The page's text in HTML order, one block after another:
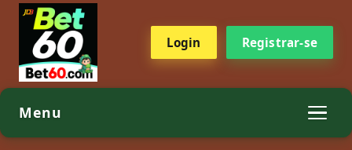
Login Registrar-se
Menu